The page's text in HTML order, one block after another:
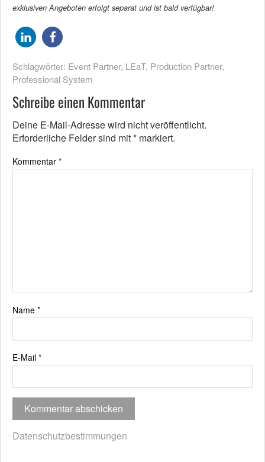
exklusiven Angeboten erfolgt separat und ist bald verfügbar!
Schlagwörter: Event Partner, LEaT, Production Partner,
Professional System
Schreibe einen Kommentar
Deine E-Mail-Adresse wird nicht veröffentlicht.
Erforderliche Felder sind mit* markiert.
Kommentar *
Name *
E-Mail *
Datenschutzbestimmungen